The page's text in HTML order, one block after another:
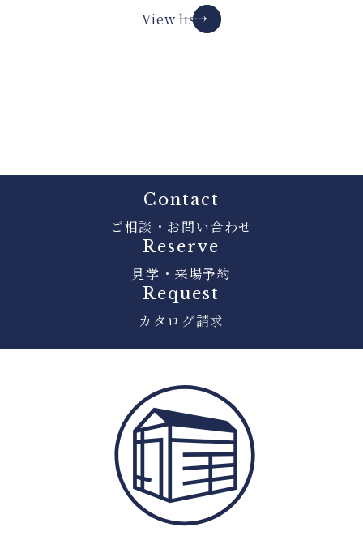
View list
Contact
ご相談・お問い合わせ
Reserve
見学・来場予約
Request
カタログ請求